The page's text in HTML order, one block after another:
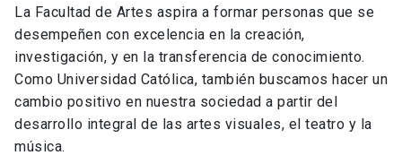
La Facultad de Artes aspira a formar personas que se
desempeñen con excelencia en la creación,
investigación, y en la transferencia de conocimiento.
Como Universidad Católica, también buscamos hacer un
cambio positivo en nuestra sociedad a partir del
desarrollo integral de las artes visuales, el teatro y la
música.